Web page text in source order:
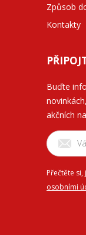
Způsob
Kontakty
Buďte
akčních
Přečtěte si,
osobními